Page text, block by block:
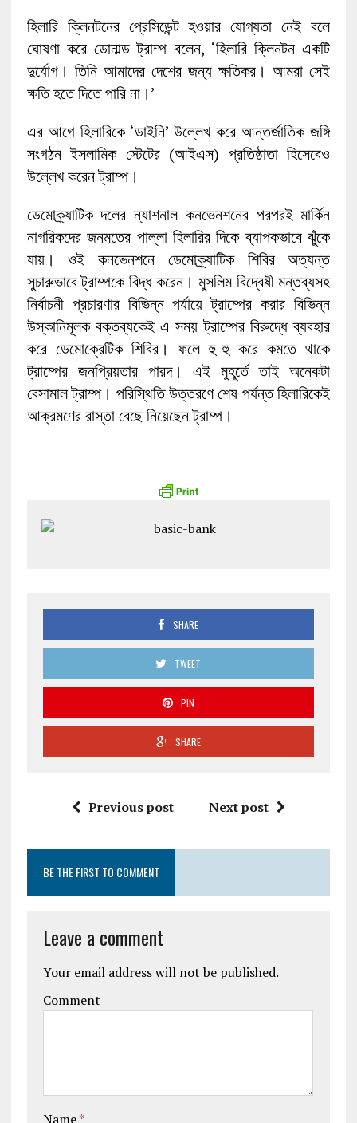
হিলারি ক্লিনটনের প্রেসিডেন্ট হওয়ার যোগ্যতা নেই বলে
ঘোষণা করে ডোনাল্ড ট্রাম্প বলেন, ‘হিলারি ক্লিনটন একটি
দুর্যোগ। তিনি আমাদের দেশের জন্য ক্ষতিকর। আমরা সেই
ক্ষতি হতে দিতে পারি না।’
এর আগে হিলারিকে ‘ডাইনি’ উল্লেখ করে আন্তর্জাতিক জঙ্গি
সংগঠন ইসলামিক স্টেটের (আইএস) প্রতিষ্ঠাতা হিসেবেও
উল্লেখ করেন ট্রাম্প।
ডেমোক্র্যাটিক দলের ন্যাশনাল কনভেনশনের পরপরই মার্কিন
নাগরিকদের জনমতের পাল্লা হিলারির দিকে ব্যাপকভাবে ঝুঁকে
যায়। ওই কনভেনশনে ডেমোক্র্যাটিক শিবির অত্যন্ত
সুচারুভাবে ট্রাম্পকে বিদ্ধ করেন। মুসলিম বিদ্বেষী মন্তব্যসহ
নির্বাচনী প্রচারণার বিভিন্ন পর্যায়ে ট্রাম্পের করার বিভিন্ন
উস্কানিমূলক বক্তব্যকেই এ সময় ট্রাম্পের বিরুদ্ধে ব্যবহার
করে ডেমোক্রেটিক শিবির। ফলে হু-হু করে কমতে থাকে
ট্রাম্পের জনপ্রিয়তার পারদ। এই মুহূর্তে তাই অনেকটা
বেসামাল ট্রাম্প। পরিস্থিতি উত্তরণে শেষ পর্যন্ত হিলারিকেই
আক্রমণের রাস্তা বেছে নিয়েছেন ট্রাম্প।
SHARE
TWEET
PIN
SHARE
Previous post Next post
BE THE FIRST TO COMMENT
Leave a comment
Your email address will not be published.
Comment
Name*